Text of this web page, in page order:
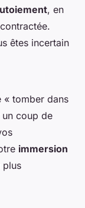
, en
êtes incertain
« tomber dans
un coup de
immersion
plus